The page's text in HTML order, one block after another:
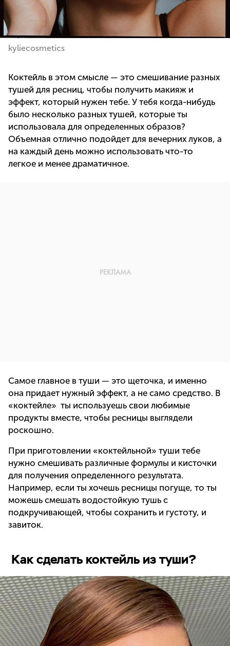
kyliecosmetics
Коктейль в этом смысле — это смешивание разных
тушей для ресниц, чтобы получить макияж и
эффект, который нужен тебе. У тебя когда-нибудь
было несколько разных тушей, которые ты
использовала для определенных образов?
Объемная отлично подойдет для вечерних луков, а
на каждый день можно использовать что-то
легкое и менее драматичное.
Самое главное в туши — это щеточка, и именно
она придает нужный эффект, а не само средство. В
«коктейле» ты используешь свои любимые
продукты вместе, чтобы ресницы выглядели
роскошно.
При приготовлении «коктейльной» туши тебе
нужно смешивать различные формулы и кисточки
для получения определенного результата.
Например, если ты хочешь ресницы погуще, то ты
можешь смешать водостойкую тушь с
подкручивающей, чтобы сохранить и густоту, и
завиток.
Как сделать коктейль из туши?